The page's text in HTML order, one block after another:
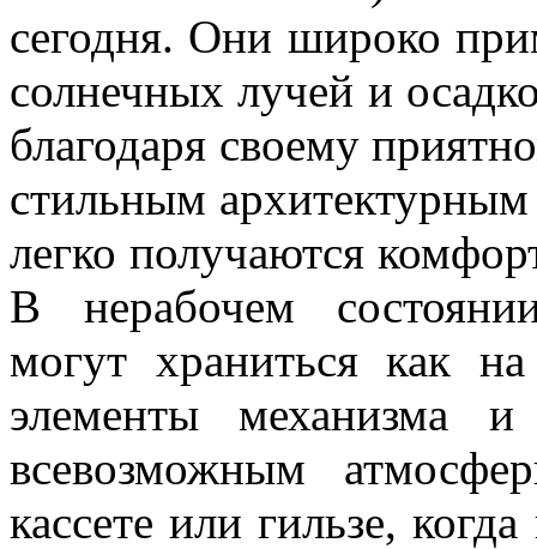
сегодня. Они широко
солнечных лучей и
благодаря своему
стильным
легко получаются
В нерабочем
могут храниться как
элементы механизма и
всевозможным
кассете или гильзе,